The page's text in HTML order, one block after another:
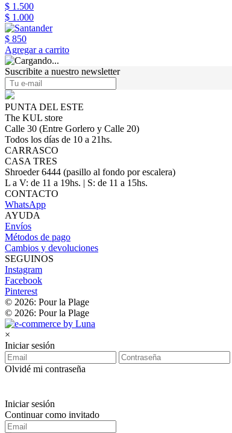
$ 1.500
$ 1.000
$ 850
Agregar a carrito
Suscribite a nuestro newsletter
PUNTA DEL ESTE
The KUL store
Calle 30 (Entre Gorlero y Calle 20)
Todos los días de 10 a 21hs.
CARRASCO
CASA TRES
Shroeder 6444 (pasillo al fondo por escalera)
L a V: de 11 a 19hs. | S: de 11 a 15hs.
CONTACTO
WhatsApp
AYUDA
Envíos
Métodos de pago
Cambios y devoluciones
SEGUINOS
Instagram
Facebook
Pinterest
© 2026: Pour la Plage
© 2026: Pour la Plage
×
Iniciar sesión
Olvidé mi contraseña
Iniciar sesión
Continuar como invitado